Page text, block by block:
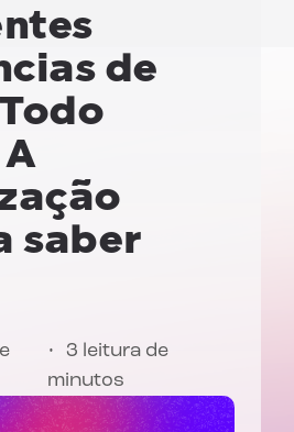
de
A
saber
3 leitura de
minutos